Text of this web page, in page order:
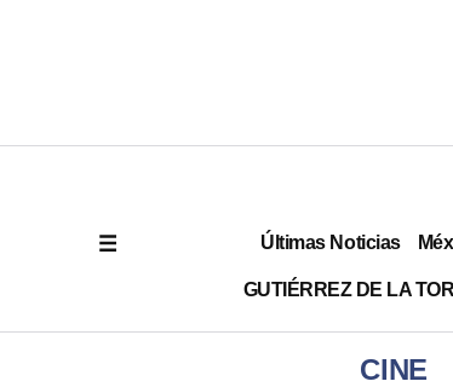
Últimas Noticias
GUTIÉRREZ DE LA
CINE